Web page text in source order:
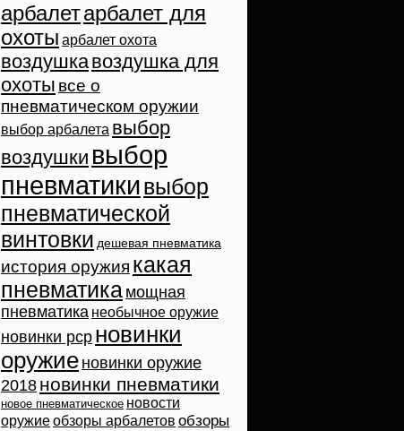
арбалетарбалет для
охоты арбалет охота
воздушкавоздушка для
охоты все о
пневматическом оружии
выбор арбалета выбор
воздушки выбор
пневматикивыбор
пневматической
винтовки дешевая пневматика
история оружия какая
пневматика мощная
пневматика необычное оружие
новинки pcp новинки
оружие новинки оружие
2018 новинки пневматики
новое пневматическое новости
оружиеобзоры арбалетов обзоры